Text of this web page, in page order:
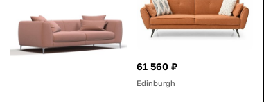
61 560 ₽
Edinburgh